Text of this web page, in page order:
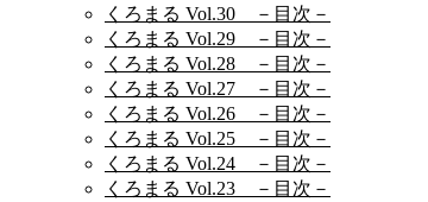
くろまる Vol.30 －目次－
くろまる Vol.29 －目次－
くろまる Vol.28 －目次－
くろまる Vol.27 －目次－
くろまる Vol.26 －目次－
くろまる Vol.25 －目次－
くろまる Vol.24 －目次－
くろまる Vol.23 －目次－